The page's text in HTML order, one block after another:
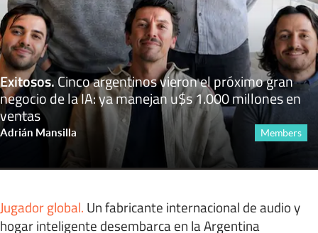
Exitosos.Cinco argentinos vieron el próximo gran
negocio de la IA: ya manejan u$s 1.000 millones en
ventas
Adrián Mansilla Members
Jugador global. Un fabricante internacional de audio y
hogar inteligente desembarca en la Argentina